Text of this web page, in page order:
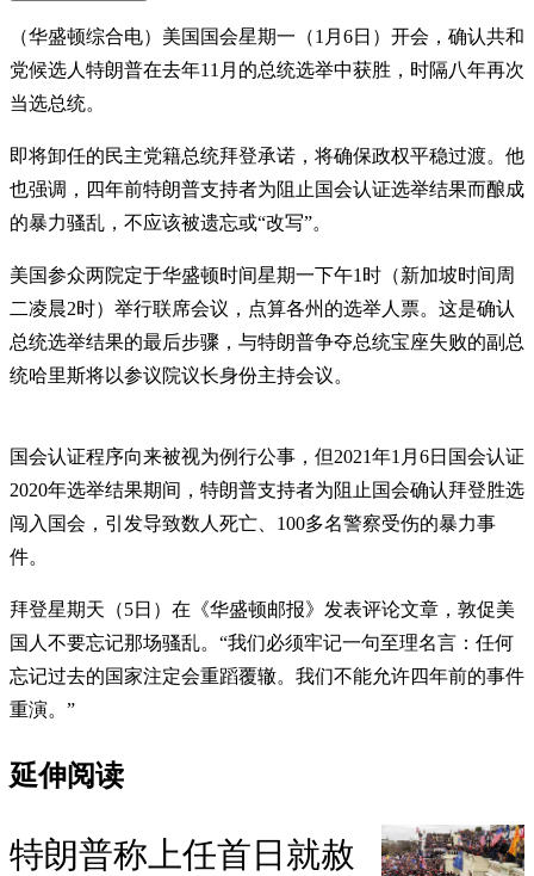
（华盛顿综合电）美国国会星期一（1月6日）开会，确认共和
党候选人特朗普在去年11月的总统选举中获胜，时隔八年再次
当选总统。
即将卸任的民主党籍总统拜登承诺，将确保政权平稳过渡。他
也强调，四年前特朗普支持者为阻止国会认证选举结果而酿成
的暴力骚乱，不应该被遗忘或“改写”。
美国参众两院定于华盛顿时间星期一下午1时（新加坡时间周
二凌晨2时）举行联席会议，点算各州的选举人票。这是确认
总统选举结果的最后步骤，与特朗普争夺总统宝座失败的副总
统哈里斯将以参议院议长身份主持会议。
国会认证程序向来被视为例行公事，但2021年1月6日国会认证
2020年选举结果期间，特朗普支持者为阻止国会确认拜登胜选
闯入国会，引发导致数人死亡、100多名警察受伤的暴力事
件。
拜登星期天（5日）在《华盛顿邮报》发表评论文章，敦促美
国人不要忘记那场骚乱。“我们必须牢记一句至理名言：任何
忘记过去的国家注定会重蹈覆辙。我们不能允许四年前的事件
重演。”
延伸阅读
特朗普称上任首日就赦